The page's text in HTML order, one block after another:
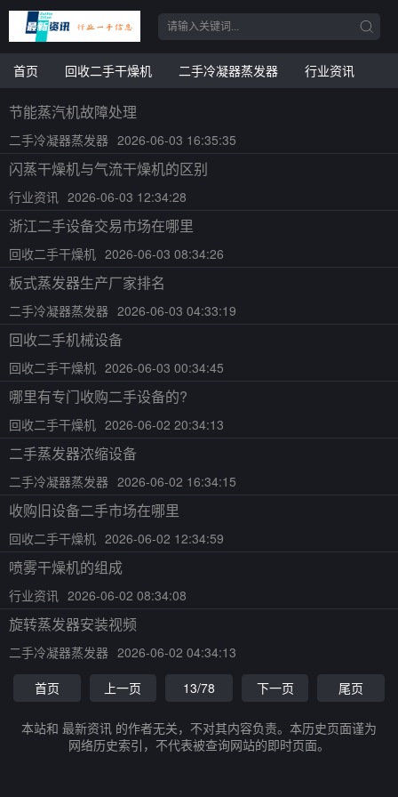
首页 回收二手干燥机 二手冷凝器蒸发器 行业资讯
节能蒸汽机故障处理
二手冷凝器蒸发器 2026-06-03 16:35:35
闪蒸干燥机与气流干燥机的区别
行业资讯 2026-06-03 12:34:28
浙江二手设备交易市场在哪里
回收二手干燥机 2026-06-03 08:34:26
板式蒸发器生产厂家排名
二手冷凝器蒸发器 2026-06-03 04:33:19
回收二手机械设备
回收二手干燥机 2026-06-03 00:34:45
哪里有专门收购二手设备的?
回收二手干燥机 2026-06-02 20:34:13
二手蒸发器浓缩设备
二手冷凝器蒸发器 2026-06-02 16:34:15
收购旧设备二手市场在哪里
回收二手干燥机 2026-06-02 12:34:59
喷雾干燥机的组成
行业资讯 2026-06-02 08:34:08
旋转蒸发器安装视频
二手冷凝器蒸发器 2026-06-02 04:34:13
首页
上一页 13/78 下一页 尾页
本站和 最新资讯 的作者无关，不对其内容负责。本历史页面谨为
网络历史索引，不代表被查询网站的即时页面。